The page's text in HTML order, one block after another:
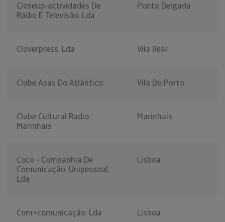
Closeup-actividades De
Rádio E Televisão, Lda
Ponta Delgada
Cloverpress, Lda Vila Real
Clube Asas Do Atlântico Vila Do Porto
Clube Cultural Radio
Marinhais
Marinhais
Coco - Companhia De
Comunicação, Unipessoal,
Lda
Lisboa
Com+comunicação, Lda Lisboa